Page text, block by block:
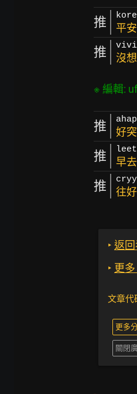
推 平
推 沒
推 好
推 早
推 cryy
往
‣ 返
‣ 更
文章代
更多
關閉